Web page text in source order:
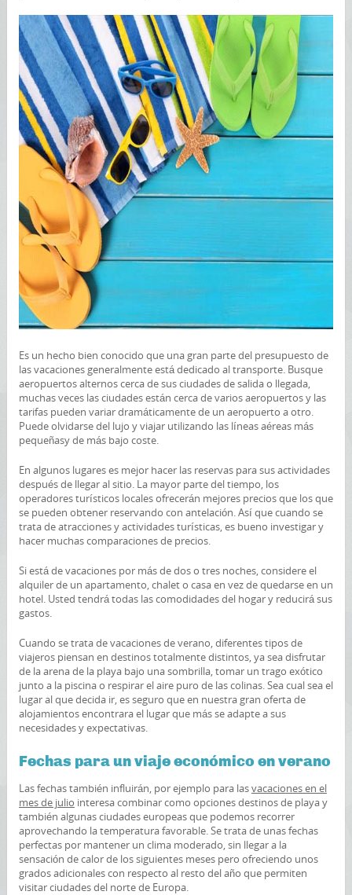
Es un hecho bien conocido que una gran parte del presupuesto de
las vacaciones generalmente está dedicado al transporte. Busque
aeropuertos alternos cerca de sus ciudades de salida o llegada,
muchas veces las ciudades están cerca de varios aeropuertos y las
tarifas pueden variar dramáticamente de un aeropuerto a otro.
Puede olvidarse del lujo y viajar utilizando las líneas aéreas más
pequeñasy de más bajo coste.
En algunos lugares es mejor hacer las reservas para sus actividades
después de llegar al sitio. La mayor parte del tiempo, los
operadores turísticos locales ofrecerán mejores precios que los que
se pueden obtener reservando con antelación. Así que cuando se
trata de atracciones y actividades turísticas, es bueno investigar y
hacer muchas comparaciones de precios.
Si está de vacaciones por más de dos o tres noches, considere el
alquiler de un apartamento, chalet o casa en vez de quedarse en un
hotel. Usted tendrá todas las comodidades del hogar y reducirá sus
gastos.
Cuando se trata de vacaciones de verano, diferentes tipos de
viajeros piensan en destinos totalmente distintos, ya sea disfrutar
de la arena de la playa bajo una sombrilla, tomar un trago exótico
junto a la piscina o respirar el aire puro de las colinas. Sea cual sea el
lugar al que decida ir, es seguro que en nuestra gran oferta de
alojamientos encontrara el lugar que más se adapte a sus
necesidades y expectativas.
Fechas para un viaje económico en verano
Las fechas también influirán, por ejemplo para lasvacaciones en el
mes de julio interesa combinar como opciones destinos de playa y
también algunas ciudades europeas que podemos recorrer
aprovechando la temperatura favorable. Se trata de unas fechas
perfectas por mantener un clima moderado, sin llegar a la
sensación de calor de los siguientes meses pero ofreciendo unos
grados adicionales con respecto al resto del año que permiten
visitar ciudades del norte de Europa.